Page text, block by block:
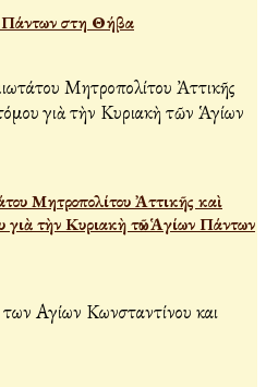
στη Θήβα
Μητροπολίτου Ἀττικῆς καὶ
γιὰ τὴν Κυριακὴ τῶν Ἁγίων Πάντων